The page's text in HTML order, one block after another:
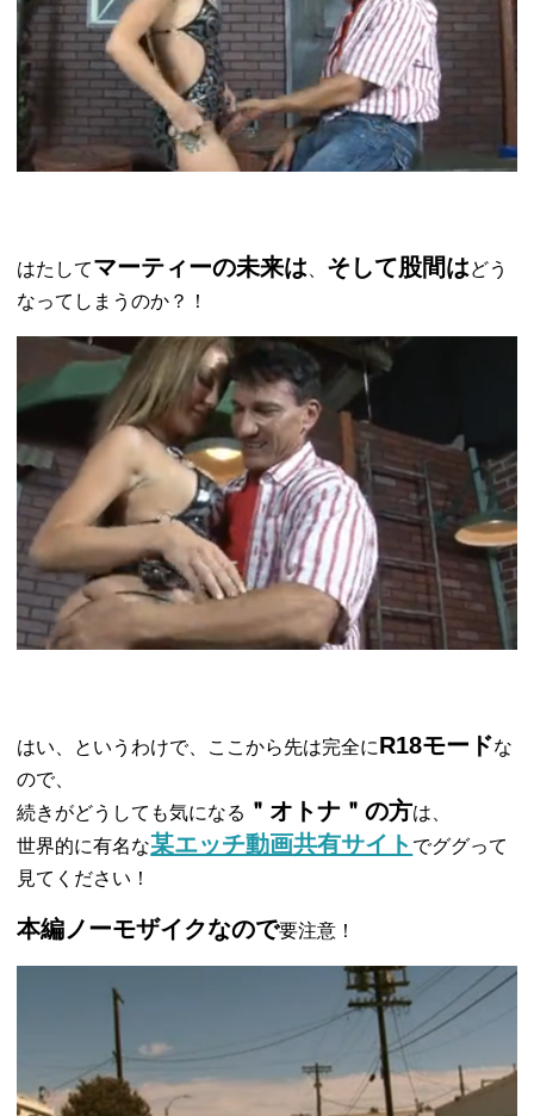
はたしてマーティーの未来は そして股間はどう
なってしまうのか？！
はい、というわけで、ここから先は完全にR18モードな
ので、
続きがどうしても気になる ＂オトナ＂の方は、
世界的に有名な某エッチ動画共有サイト でググって
見てください！
本編ノーモザイクなので要注意！